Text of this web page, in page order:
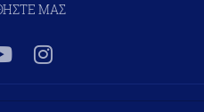
ΜΑΣ